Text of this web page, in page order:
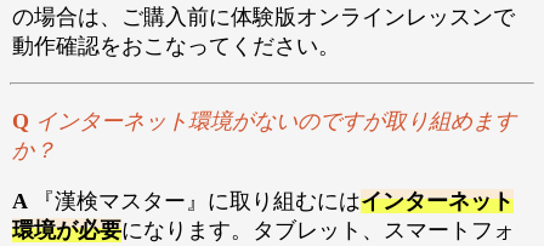
の場合は、ご購入前に体験版オンラインレッスンで
動作確認をおこなってください。
Q インターネット環境がないのですが取り組めます
か？
A 『漢検マスター』に取り組むにはインターネット
環境が必要になります。タブレット、スマートフォ